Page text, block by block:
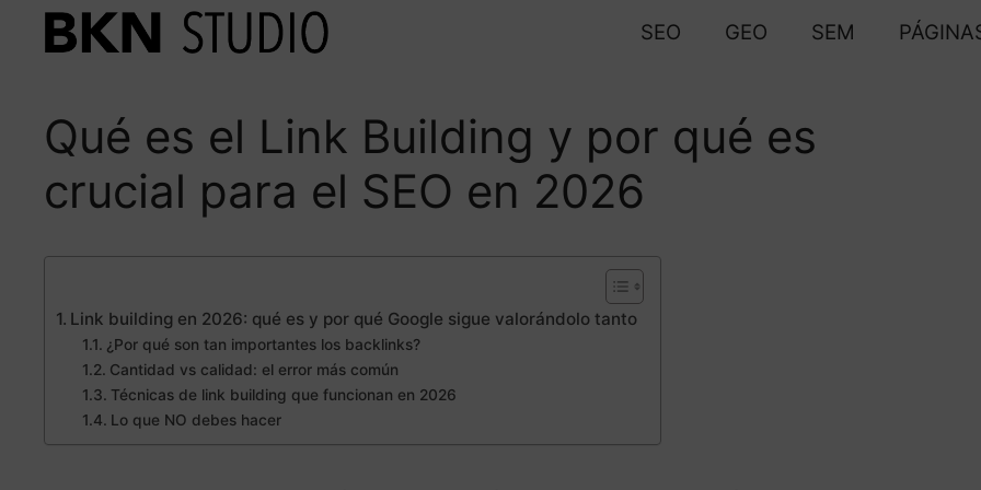
Saltar
SEO GEO SEM
Qué es el Link Building y por qué es
crucial para el SEO en 2026
Link building en 2026: qué es y por qué Google sigue valorándolo tanto
¿Por qué son tan importantes los backlinks?
Cantidad vs calidad: el error más común
Técnicas de link building que funcionan en 2026
Lo que NO debes hacer